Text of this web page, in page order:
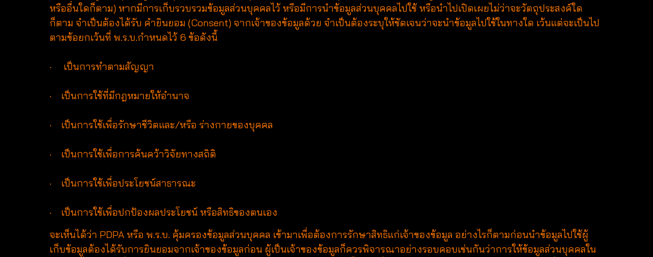
หรืออื่นใดก็ตาม) หากมีการเก็บรวบรวมข้อมูลส่วนบุคคลไว้ หรือมีการนำข้อมูลส่วนบุคคลไปใช้ หรือนำไปเปิดเผยไม่ว่าจะวัตถุประสงค์ใด
ก็ตาม จำเป็นต้องได้รับ คำยินยอม (Consent) จากเจ้าของข้อมูลด้วย จำเป็นต้องระบุให้ชัดเจนว่าจะนำข้อมูลไปใช้ในทางใด เว้นแต่จะเป็นไป
ตามข้อยกเว้นที่ พ.ร.บ.กำหนดไว้ 6 ข้อดังนี้
· เป็นการทำตามสัญญา
· เป็นการใช้ที่มีกฎหมายให้อำนาจ
· เป็นการใช้เพื่อรักษาชีวิตและ/หรือ ร่างกายของบุคคล
· เป็นการใช้เพื่อการค้นคว้าวิจัยทางสถิติ
· เป็นการใช้เพื่อประโยชน์สาธารณะ
· เป็นการใช้เพื่อปกป้องผลประโยชน์ หรือสิทธิของตนเอง
จะเห็นได้ว่า PDPA หรือ พ.ร.บ. คุ้มครองข้อมูลส่วนบุคคล เข้ามาเพื่อต้องการรักษาสิทธิแก่เจ้าของข้อมูล อย่างไรก็ตามก่อนนำข้อมูลไปใช้ผู้
เก็บข้อมูลต้องได้รับการยินยอมจากเจ้าของข้อมูลก่อน ผู้เป็นเจ้าของข้อมูลก็ควรพิจารณาอย่างรอบคอบเช่นกันว่าการให้ข้อมูลส่วนบุคคลใน